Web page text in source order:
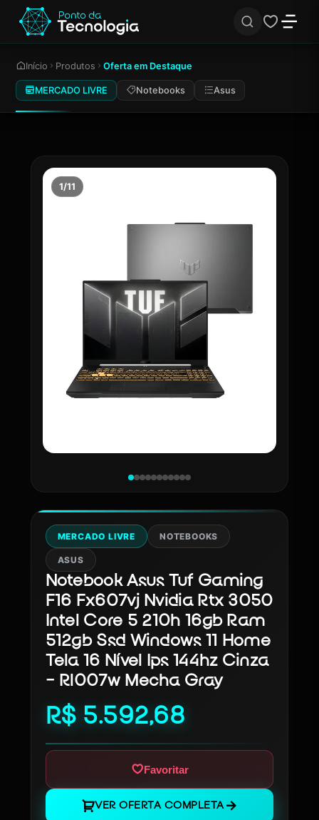
Início Produtos Oferta em Destaque
MERCADO LIVRE Notebooks Asus
1/11
MERCADO LIVRE NOTEBOOKS
ASUS
Notebook Asus Tuf Gaming
F16 Fx607vj Nvidia Rtx 3050
Intel Core 5 210h 16gb Ram
512gb Ssd Windows 11 Home
Tela 16 Nível Ips 144hz Cinza
- Rl007w Mecha Gray
R$ 5.592,68
Favoritar
VER OFERTA COMPLETA